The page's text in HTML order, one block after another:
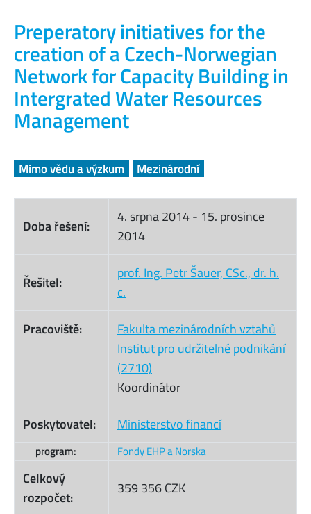
Preperatory initiatives for the
creation of a Czech-Norwegian
Network for Capacity Building in
Intergrated Water Resources
Management
Mimo vědu a výzkum Mezinárodní
Doba řešení:
4. srpna 2014- 15. prosince
2014
Řešitel:
prof. Ing. Petr Šauer, CSc., dr. h.
c.
Pracoviště:
Fakulta mezinárodních vztahů
Institut pro udržitelné podnikání
(2710)
Koordinátor
Poskytovatel:
Ministerstvo financí
program: Fondy EHP a Norska
Celkový
rozpočet:
359 356 CZK